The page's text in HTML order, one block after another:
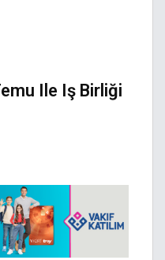
Ile Iş Birliği